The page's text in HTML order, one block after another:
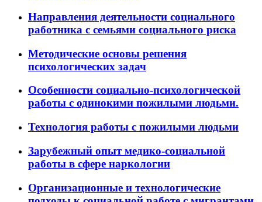
Направления деятельности социального
работника с семьями социального риска
Методические основы решения
психологических задач
Особенности социально-психологической
работы с одинокими пожилыми людьми.
Технология работы с пожилыми людьми
Зарубежный опыт медико-социальной
работы в сфере наркологии
Организационные и технологические